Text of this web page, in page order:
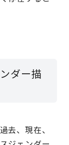
ダー描
去、現在、